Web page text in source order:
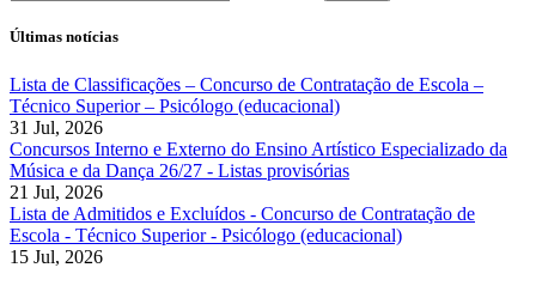
Últimas notícias
Lista de Classificações – Concurso de Contratação de Escola –
Técnico Superior – Psicólogo (educacional)
31 Jul, 2026
Concursos Interno e Externo do Ensino Artístico Especializado da
Música e da Dança 26/27 - Listas provisórias
21 Jul, 2026
Lista de Admitidos e Excluídos - Concurso de Contratação de
Escola - Técnico Superior - Psicólogo (educacional)
15 Jul, 2026